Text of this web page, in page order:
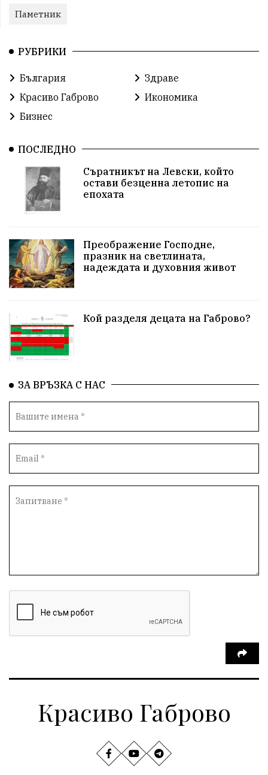
Паметник
РУБРИКИ
България
Здраве
Красиво Габрово
Икономика
Бизнес
ПОСЛЕДНО
Съратникът на Левски, който
остави безценна летопис на
епохата
Преображение Господне,
празник на светлината,
надеждата и духовния живот
Кой разделя децата на Габрово?
ЗА ВРЪЗКА С НАС
Красиво Габрово